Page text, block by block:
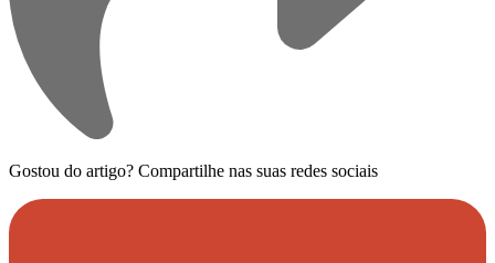
Gostou do artigo? Compartilhe nas suas redes sociais